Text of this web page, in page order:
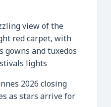
2026 closing
as stars arrive for